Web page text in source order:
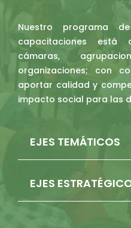
Nuestro programa
capacitaciones está
cámaras,
organizaciones; con
aportar calidad y
impacto social para las
EJES TEMÁTICOS
EJES